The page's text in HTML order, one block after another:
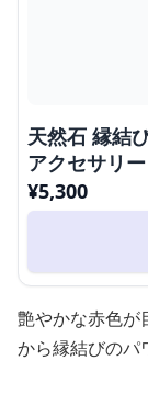
天然石 縁結
アクセサリー
¥5,300
艶やかな赤色が
から縁結びのパ